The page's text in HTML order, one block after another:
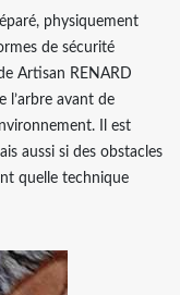
physiquement
de sécurité
Artisan RENARD
l’arbre avant de
Il est
aussi si des obstacles
quelle technique